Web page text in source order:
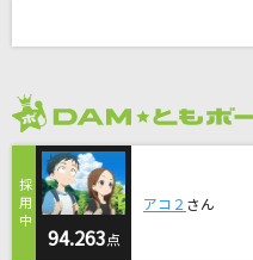
烏
米津玄師
[生音]ハッピーエンド
back number
94.263点
アコ２ さん